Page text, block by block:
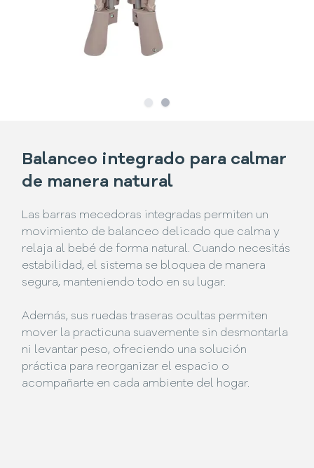
SlideSlide
Balanceo integrado para calmar
de manera natural
Las barras mecedoras integradas permiten un
movimiento de balanceo delicado que calma y
relaja al bebé de forma natural. Cuando necesitás
estabilidad, el sistema se bloquea de manera
segura, manteniendo todo en su lugar.
Además, sus ruedas traseras ocultas permiten
mover la practicuna suavemente sin desmontarla
ni levantar peso, ofreciendo una solución
práctica para reorganizar el espacio o
acompañarte en cada ambiente del hogar.